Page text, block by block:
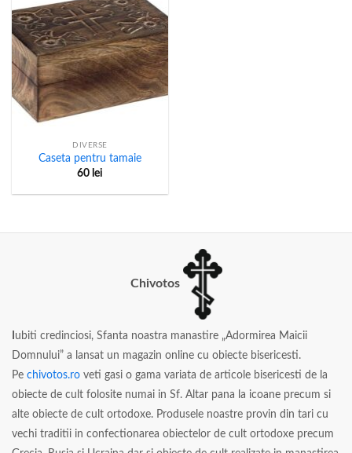
DIVERSE
Caseta pentru tamaie
60 lei
Chivotos
ubiti credinciosi, Sfanta noastra manastire „Adormirea Maicii
Domnului” a lansat un magazin online cu obiecte bisericesti.
Pe chivotos.ro veti gasi o gama variata de articole bisericesti de la
obiecte de cult folosite numai in Sf. Altar pana la icoane precum si
alte obiecte de cult ortodoxe. Produsele noastre provin din tari cu
vechi traditii in confectionarea obiectelor de cult ortodoxe precum